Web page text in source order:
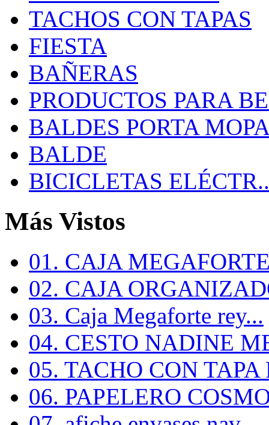
TACHOS CON TAPAS
FIESTA
BAÑERAS
PRODUCTOS PARA
BALDES PORTA
BALDE
BICICLETAS
Más Vistos
01. CAJA
02. CAJA
03. Caja Megaforte rey...
04. CESTO NADINE
05. TACHO CON TAPA
06. PAPELERO